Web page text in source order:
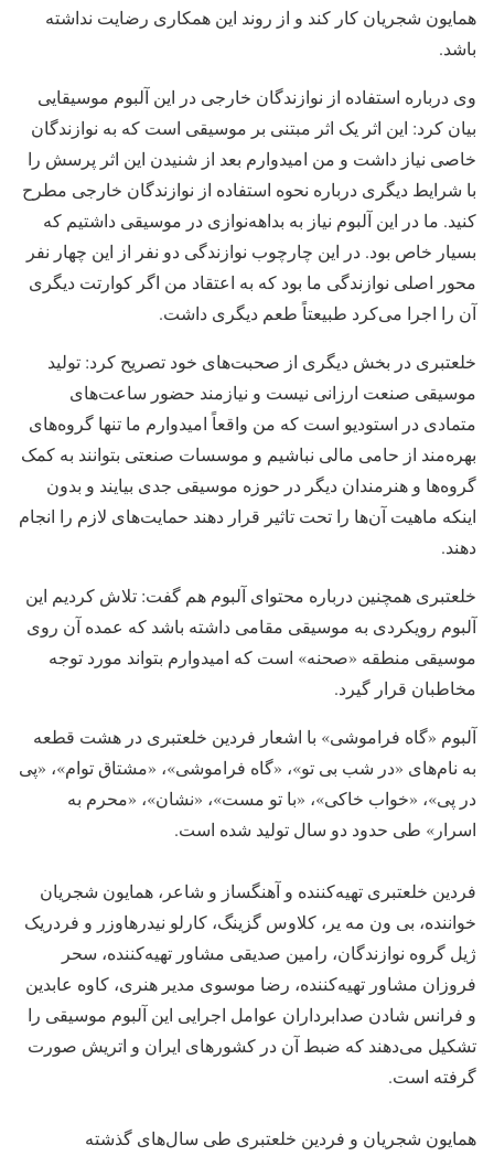
همایون شجریان کار کند و از روند این همکاری رضایت نداشته
باشد.
وی درباره استفاده از نوازندگان خارجی در این آلبوم موسیقایی
بیان کرد: این اثر یک اثر مبتنی‌ بر موسیقی است که به نوازندگان
خاصی نیاز داشت و من امیدوارم بعد از شنیدن این اثر پرسش را
با شرایط دیگری درباره نحوه استفاده از نوازندگان خارجی مطرح
کنید. ما در این آلبوم نیاز به بداهه‌نوازی در موسیقی داشتیم که
بسیار خاص بود. در این چارچوب نوازندگی دو نفر از این چهار نفر
محور اصلی نوازندگی ما بود که به اعتقاد من اگر کوارتت دیگری
آن را اجرا می‌کرد طبیعتاً طعم دیگری داشت.
خلعتبری در بخش دیگری از صحبت‌های خود تصریح کرد: تولید
موسیقی صنعت ارزانی نیست و نیازمند حضور ساعت‌های
متمادی در استودیو است که من واقعاً امیدوارم ما تنها گروه‌های
بهره‌مند از حامی مالی نباشیم و موسسات صنعتی بتوانند به کمک
گروه‌ها و هنرمندان دیگر در حوزه موسیقی جدی بیایند و بدون
اینکه ماهیت آن‌ها را تحت تاثیر قرار دهند حمایت‌های لازم را انجام
دهند.
خلعتبری همچنین درباره محتوای آلبوم هم گفت: تلاش کردیم این
آلبوم رویکردی به موسیقی مقامی داشته باشد که عمده آن روی
موسیقی منطقه «صحنه» است که امیدوارم بتواند مورد توجه
مخاطبان قرار گیرد.
آلبوم «گاه فراموشی» با اشعار فردین خلعتبری در هشت قطعه
به نام‌های «در شب بی تو»، «گاه فراموشی»، «مشتاق توام»، «پی
در پی»، «خواب خاکی»، «با تو مست»، «نشان»، «محرم به
اسرار» طی حدود دو سال تولید شده است.
فردین خلعتبری تهیه‌کننده و آهنگساز و شاعر، همایون شجریان
خواننده، بی ون مه یر، کلاوس گزینگ، کارلو نیدرهاوزر و فردریک
ژیل گروه نوازندگان، رامین صدیقی مشاور تهیه‌کننده، سحر
فروزان مشاور تهیه‌کننده، رضا موسوی مدیر هنری، کاوه عابدین
و فرانس شادن صدابرداران عوامل اجرایی این آلبوم موسیقی را
تشکیل می‌دهند که ضبط آن در کشور‌های ایران و اتریش صورت
گرفته است.
همایون شجریان و فردین خلعتبری طی سال‌های گذشته